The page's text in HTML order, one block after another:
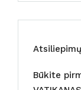
Būkite